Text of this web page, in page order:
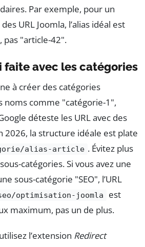
Par exemple, pour un
URL Joomla, l’alias idéal est
pas "article-42".
faite avec les catégories
à créer des catégories
noms comme "catégorie-1",
déteste les URL avec des
2026, la structure idéale est plate
alias-article . Évitez plus
catégories. Si vous avez une
sous-catégorie "SEO", l’URL
optimisation-joomla
est
maximum, pas un de plus.
l’extension Redirect